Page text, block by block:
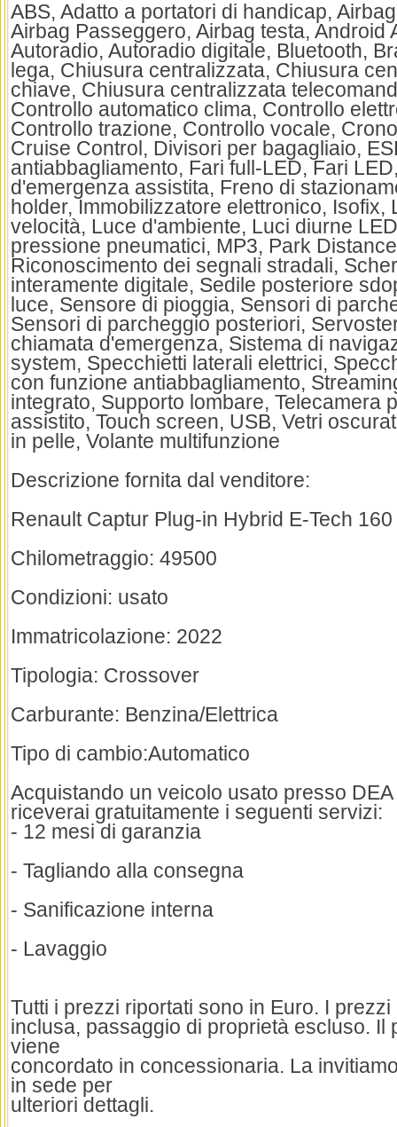
ABS, Adatto a portatori di handicap,
Airbag Passeggero, Airbag testa, Android
Autoradio, Autoradio digitale, Bluetooth,
lega, Chiusura centralizzata, Chiusura
chiave, Chiusura centralizzata
Controllo automatico clima, Controllo
Controllo trazione, Controllo vocale,
Cruise Control, Divisori per bagagliaio,
antiabbagliamento, Fari full-LED, Fari
d'emergenza assistita, Freno di
holder, Immobilizzatore elettronico, Isofix,
velocità, Luce d'ambiente, Luci diurne
pressione pneumatici, MP3, Park
Riconoscimento dei segnali stradali,
interamente digitale, Sedile posteriore
luce, Sensore di pioggia, Sensori di
Sensori di parcheggio posteriori,
chiamata d'emergenza, Sistema di
system, Specchietti laterali elettrici,
con funzione antiabbagliamento,
integrato, Supporto lombare, Telecamera
assistito, Touch screen, USB, Vetri
in pelle, Volante multifunzione
Descrizione fornita dal venditore:
Renault Captur Plug-in Hybrid E-Tech
Chilometraggio: 49500
Condizioni: usato
Immatricolazione: 2022
Tipologia: Crossover
Carburante: Benzina/Elettrica
Tipo di cambio:Automatico
Acquistando un veicolo usato presso
riceverai gratuitamente i seguenti servizi:
- 12 mesi di garanzia
- Tagliando alla consegna
- Sanificazione interna
- Lavaggio
Tutti i prezzi riportati sono in Euro. I prezzi
inclusa, passaggio di proprietà escluso. Il
viene
concordato in concessionaria. La
in sede per
ulteriori dettagli.